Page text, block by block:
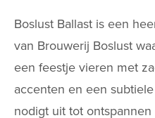
Boslust Ballast is een
van Brouwerij Boslust
een feestje vieren met
accenten en een
nodigt uit tot